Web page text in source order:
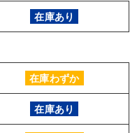
在庫あり
在庫わずか
在庫あり